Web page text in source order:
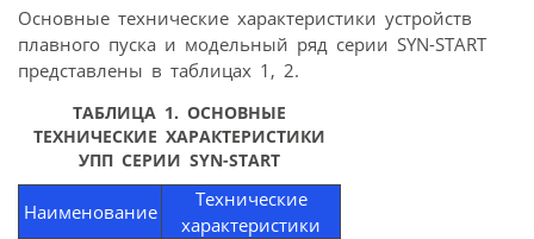
Основные технические характеристики устройств
плавного пуска и модельный ряд серии SYN-START
представлены в таблицах 1, 2.
ТАБЛИЦА 1. ОСНОВНЫЕ
ТЕХНИЧЕСКИЕ ХАРАКТЕРИСТИКИ
УПП СЕРИИ SYN-START
Наименование
Технические
характеристики